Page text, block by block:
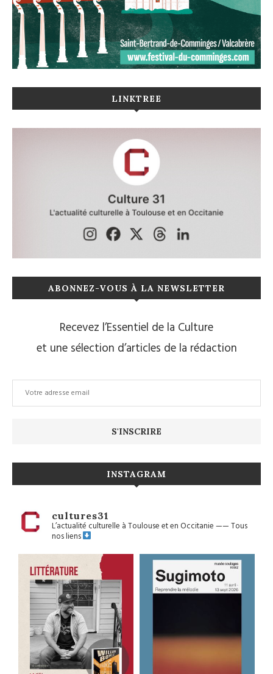
LINKTREE
ABONNEZ-VOUS À LA NEWSLETTER
Recevez l’Essentiel de la Culture
et une sélection d’articles de la rédaction
INSTAGRAM
cultures31
L’actualité culturelle à Toulouse et en Occitanie——Tous
nos liens